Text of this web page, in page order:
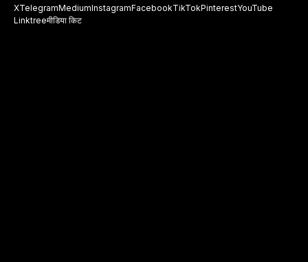
XTelegramMediumInstagramFacebookTikTokPinterestYouTube
Linktreeमीडिया किट